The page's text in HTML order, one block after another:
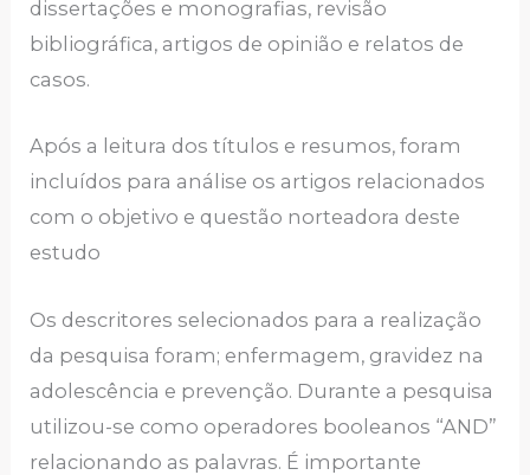
dissertações e monografias, revisão
bibliográfica, artigos de opinião e relatos de
casos.
Após a leitura dos títulos e resumos, foram
incluídos para análise os artigos relacionados
com o objetivo e questão norteadora deste
estudo
Os descritores selecionados para a realização
da pesquisa foram; enfermagem, gravidez na
adolescência e prevenção. Durante a pesquisa
utilizou-se como operadores booleanos “AND”
relacionando as palavras. É importante